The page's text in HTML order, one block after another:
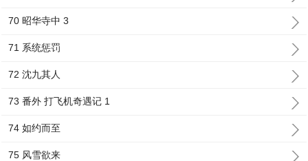
70 昭华寺中 3
71 系统惩罚
72 沈九其人
73 番外 打飞机奇遇记 1
74 如约而至
75 风雪欲来